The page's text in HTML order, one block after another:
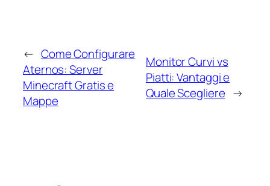
← Come Configurare
Aternos: Server
Minecraft Gratis e
Mappe
Monitor Curvi vs
Piatti: Vantaggi e
Quale Scegliere →